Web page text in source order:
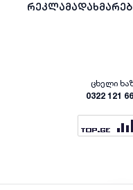
რეკლამა
ცხელი
0322 121